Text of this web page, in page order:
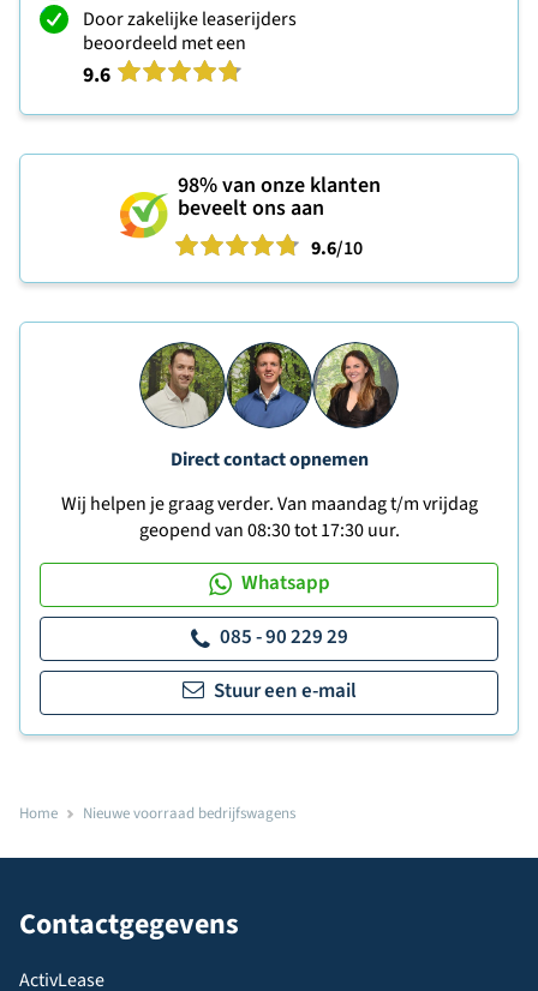
Door zakelijke leaserijders
beoordeeld met een
9.6
98%van onze klanten
beveelt ons aan
9.6/10
Direct contact opnemen
Wij helpen je graag verder. Van maandag t/m vrijdag
geopend van 08:30 tot 17:30 uur.
Whatsapp
085 - 90 229 29
Stuur een e-mail
Home Nieuwe voorraad bedrijfswagens
Contactgegevens
ActivLease